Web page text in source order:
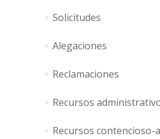
Solicitudes
Alegaciones
Reclamaciones
Recursos
Recursos